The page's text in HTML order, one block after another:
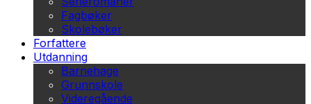
Fagbøker
Skolebøker
Forfattere
Utdanning
Barnehage
Grunnskole
Videregående